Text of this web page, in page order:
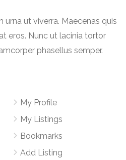
urna ut viverra. Maecenas quis
eros. Nunc ut lacinia tortor
phasellus semper.
My Profile
My Listings
Bookmarks
Add Listing